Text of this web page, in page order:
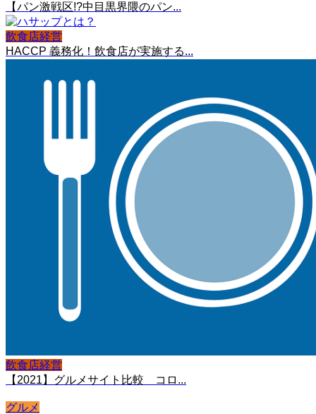
【パン激戦区!?中目黒界隈のパン...
飲食店経営
HACCP 義務化！飲食店が実施する...
飲食店経営
【2021】グルメサイト比較 コロ...
グルメ